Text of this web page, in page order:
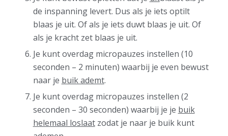
de inspanning levert. Dus als je iets optilt
blaas je uit. Of als je iets duwt blaas je uit. Of
als je kracht zet blaas je uit.
Je kunt overdag micropauzes instellen (10
seconden – 2 minuten) waarbij je even bewust
naar je buik ademt.
Je kunt overdag micropauzes instellen (2
seconden – 30 seconden) waarbij je je buik
helemaal loslaatzodat je naar je buik kunt